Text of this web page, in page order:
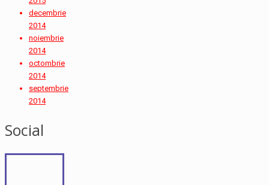
decembrie
2014
noiembrie
2014
octombrie
2014
septembrie
2014
Social